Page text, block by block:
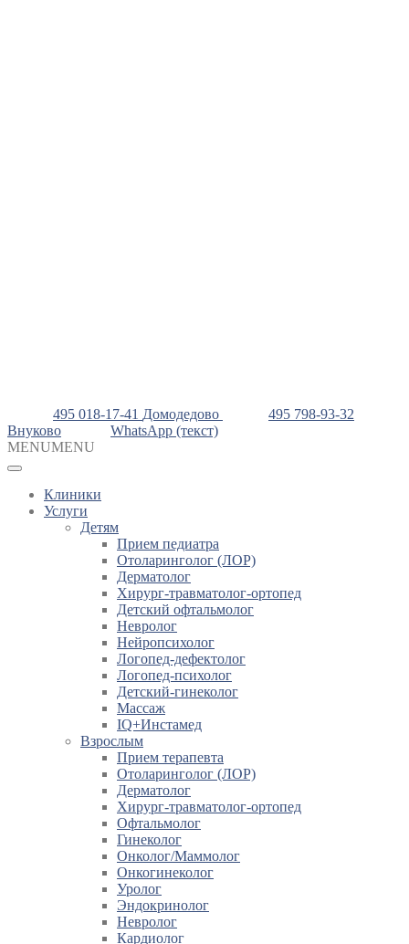
495 018-17-41 Домодедово
495 798-93-32
Внуково
WhatsApp (текст)
MENUMENU
Клиники
Услуги
Детям
Прием педиатра
Отоларинголог (ЛОР)
Дерматолог
Хирург-травматолог-ортопед
Детский офтальмолог
Невролог
Нейропсихолог
Логопед-дефектолог
Логопед-психолог
Детский-гинеколог
Массаж
IQ+Инстамед
Взрослым
Прием терапевта
Отоларинголог (ЛОР)
Дерматолог
Хирург-травматолог-ортопед
Офтальмолог
Гинеколог
Онколог/Маммолог
Онкогинеколог
Уролог
Эндокринолог
Невролог
Кардиолог